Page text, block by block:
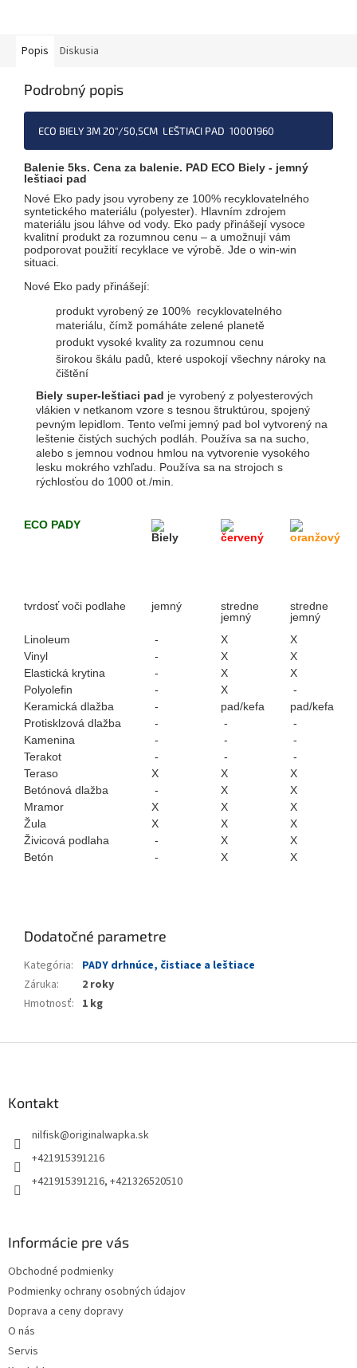
Popis Diskusia
Podrobný popis
ECO BIELY 3M 20"/50,5CM LEŠTIACI PAD 10001960
Balenie 5ks. Cena za balenie. PAD ECO Biely - jemný
leštiaci pad
Nové Eko pady jsou vyrobeny ze 100% recyklovatelného
syntetického materiálu (polyester). Hlavním zdrojem
materiálu jsou láhve od vody. Eko pady přinášejí vysoce
kvalitní produkt za rozumnou cenu – a umožnují vám
podporovat použití recyklace ve výrobě. Jde o win-win
situaci.
Nové Eko pady přinášejí:
produkt vyrobený ze 100% recyklovatelného
materiálu, čímž pomáháte zelené planetě
produkt vysoké kvality za rozumnou cenu
širokou škálu padů, které uspokojí všechny nároky na
čištění
​Biely super-leštiaci pad je vyrobený z polyesterových
vlákien v netkanom vzore s tesnou štruktúrou, spojený
pevným lepidlom. Tento veľmi jemný pad bol vytvorený na
leštenie čistých suchých podláh. Používa sa na sucho,
alebo s jemnou vodnou hmlou na vytvorenie vysokého
lesku mokrého vzhľadu. Používa sa na strojoch s
rýchlosťou do 1000 ot./min.
ECO PADY
Biely
červený oranžový
tvrdosť voči podlahe jemný
stredne
jemný
stredne
jemný
Linoleum
- X
X
Vinyl
- X
X
Elastická krytina
- X
X
Polyolefin
- X
-
Keramická dlažba
- pad/kefa
pad/kefa
Protisklzová dlažba
- -
-
Kamenina
- -
-
Terakot
- -
-
Teraso
X X
X
Betónová dlažba
- X
X
Mramor
X X
X
Žula
X X
X
Živicová podlaha
- X
X
Betón
- X X
Dodatočné parametre
Kategória:
PADY drhnúce, čistiace a leštiace
Záruka:
2 roky
Hmotnosť: 1 kg
Kontakt
nilfisk@originalwapka.sk
+421915391216
+421915391216, +421326520510
Informácie pre vás
Obchodné podmienky
Podmienky ochrany osobných údajov
Doprava a ceny dopravy
O nás
Servis